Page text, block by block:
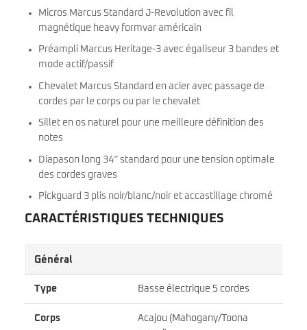
Micros Marcus Standard J-Revolution avec fil
magnétique heavy formvar américain
Préampli Marcus Heritage-3 avec égaliseur 3 bandes et
mode actif/passif
Chevalet Marcus Standard en acier avec passage de
cordes par le corps ou par le chevalet
Sillet en os naturel pour une meilleure définition des
notes
Diapason long 34″ standard pour une tension optimale
des cordes graves
Pickguard 3 plis noir/blanc/noir et accastillage chromé
CARACTÉRISTIQUES TECHNIQUES
Général
Type Basse électrique 5 cordes
Corps
Acajou (Mahogany/Toona